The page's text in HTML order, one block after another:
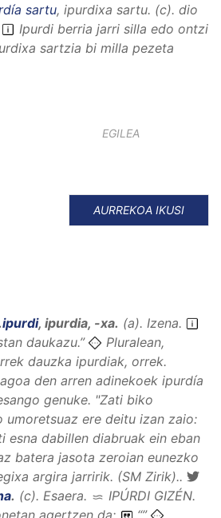
sartu, ipurdixa sartu. (c). dio
Ipurdi berria jarri silla edo ontzi
sartzia bi milla pezeta
EGILEA
AURREKOA IKUSI
ipurdi, ipurdia, -xa. (a). Izena.
daukazu.”
Pluralean,
dauzka ipurdiak, orrek.
den arren adinekoek ipurdía
genuke. "Zati biko
umoretsuaz ere deitu izan zaio:
esna dabillen diabruak ein eban
batera jasota zeroian eunezko
argira jarririk. (SM Zirik)..
. (c). Esaera. IPÚRDI GIZÉN.